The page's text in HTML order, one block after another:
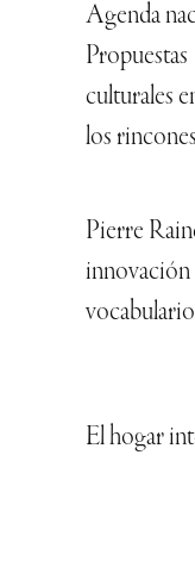
Agenda
Propuestas
culturales
los
Pierre
El hogar